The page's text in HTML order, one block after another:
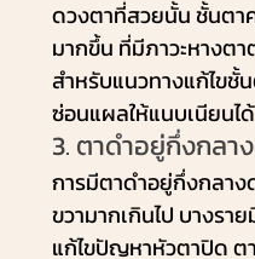
ดวงตาที่สวยนั้น ชั้นตา
มากขึ้น ที่มีภาวะหางต
สำหรับแนวทางแก้ไขชั้
ซ่อนแผลให้แนบเนียนได้
3. ตาดำอยู่กึ่งกลา
การมีตาดำอยู่กึ่งกลา
ขวามากเกินไป บางร
แก้ไขปัญหาหัวตาปิด ต